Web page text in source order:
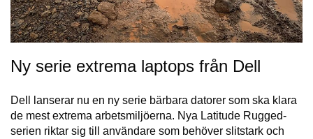
Ny serie extrema laptops från Dell
Dell lanserar nu en ny serie bärbara datorer som ska klara
de mest extrema arbetsmiljöerna. Nya Latitude Rugged-
serien riktar sig till användare som behöver slitstark och